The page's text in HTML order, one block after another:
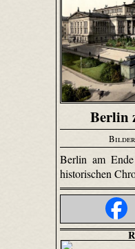
Berlin
Berlin am Ende
historischen